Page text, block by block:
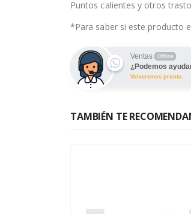
Puntos calientes y otros
*Para saber si este producto
Ventas Offline
¿Podemos
Volveremos pronto.
TAMBIÉN TE